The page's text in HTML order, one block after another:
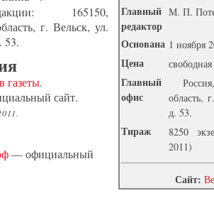
Главный
редактор
М. П.
Основана 1 ноября
Цена свободная
Главный
офис
область,
д. 53.
Тираж
8250
2011)
Сайт:
165150,
г. Вельск, ул.
53.
газеты.
сайт.
— официальный